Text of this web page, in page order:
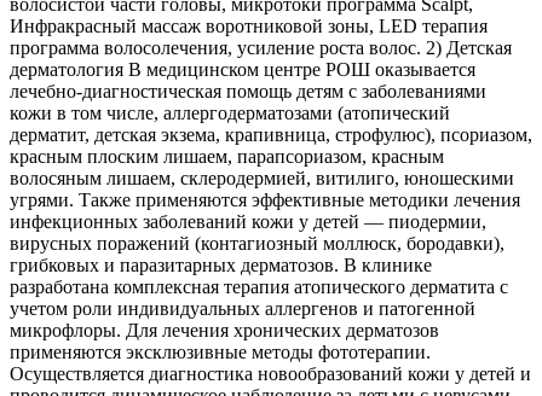
Инфракрасный массаж воротниковой зоны, LED терапия
программа волосолечения, усиление роста волос. 2) Детская
дерматология В медицинском центре РОШ оказывается
лечебно-диагностическая помощь детям с заболеваниями
кожи в том числе, аллергодерматозами (атопический
дерматит, детская экзема, крапивница, строфулюс), псориазом,
красным плоским лишаем, парапсориазом, красным
волосяным лишаем, склеродермией, витилиго, юношескими
угрями. Также применяются эффективные методики лечения
инфекционных заболеваний кожи у детей — пиодермии,
вирусных поражений (контагиозный моллюск, бородавки),
грибковых и паразитарных дерматозов. В клинике
разработана комплексная терапия атопического дерматита с
учетом роли индивидуальных аллергенов и патогенной
микрофлоры. Для лечения хронических дерматозов
применяются эксклюзивные методы фототерапии.
Осуществляется диагностика новообразований кожи у детей и